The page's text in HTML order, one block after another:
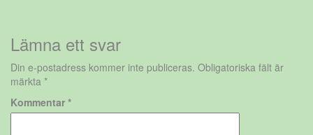
Lämna ett svar
Din e-postadress kommer inte publiceras. Obligatoriska fält är
märkta *
Kommentar *